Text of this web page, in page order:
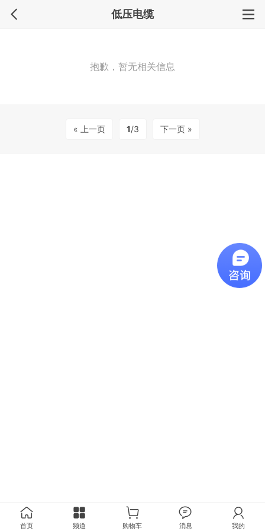
低压电缆
抱歉，暂无相关信息
« 上一页 1/3 下一页 »
首页 频道 购物车 消息 我的